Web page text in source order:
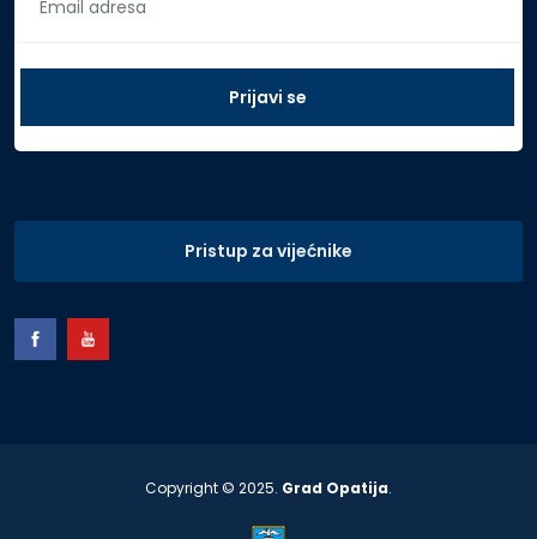
Pristup za vijećnike
Copyright © 2025. Grad Opatija.